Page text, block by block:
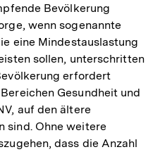
Bevölkerung
wenn sogenannte
eine Mindestauslastung
sollen, unterschritten
erfordert
Gesundheit und
auf den ältere
sind. Ohne weitere
dass die Anzahl